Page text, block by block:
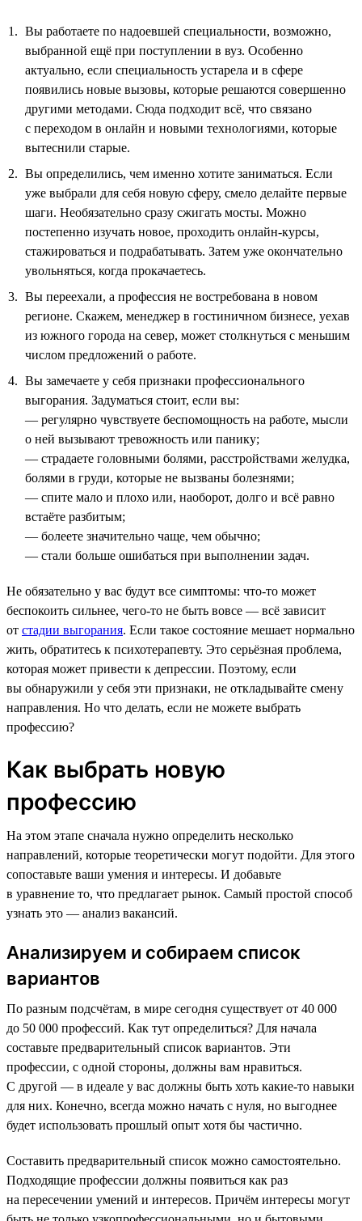
Вы работаете по надоевшей специальности, возможно,
выбранной ещё при поступлении в вуз. Особенно
актуально, если специальность устарела и в сфере
появились новые вызовы, которые решаются совершенно
другими методами. Сюда подходит всё, что связано
с переходом в онлайн и новыми технологиями, которые
вытеснили старые.
Вы определились, чем именно хотите заниматься. Если
уже выбрали для себя новую сферу, смело делайте первые
шаги. Необязательно сразу сжигать мосты. Можно
постепенно изучать новое, проходить онлайн-курсы,
стажироваться и подрабатывать. Затем уже окончательно
увольняться, когда прокачаетесь.
Вы переехали, а профессия не востребована в новом
регионе. Скажем, менеджер в гостиничном бизнесе, уехав
из южного города на север, может столкнуться с меньшим
числом предложений о работе.
Вы замечаете у себя признаки профессионального
выгорания. Задуматься стоит, если вы:
— регулярно чувствуете беспомощность на работе, мысли
о ней вызывают тревожность или панику;
— страдаете головными болями, расстройствами желудка,
болями в груди, которые не вызваны болезнями;
— спите мало и плохо или, наоборот, долго и всё равно
встаёте разбитым;
— болеете значительно чаще, чем обычно;
— стали больше ошибаться при выполнении задач.
Не обязательно у вас будут все симптомы: что-то может
беспокоить сильнее, чего-то не быть вовсе — всё зависит
от стадии выгорания. Если такое состояние мешает нормально
жить, обратитесь к психотерапевту. Это серьёзная проблема,
которая может привести к депрессии. Поэтому, если
вы обнаружили у себя эти признаки, не откладывайте смену
направления. Но что делать, если не можете выбрать
профессию?
Как выбрать новую
профессию
На этом этапе сначала нужно определить несколько
направлений, которые теоретически могут подойти. Для этого
сопоставьте ваши умения и интересы. И добавьте
в уравнение то, что предлагает рынок. Самый простой способ
узнать это — анализ вакансий.
Анализируем и собираем список
вариантов
По разным подсчётам, в мире сегодня существует от 40 000
до 50 000 профессий. Как тут определиться? Для начала
составьте предварительный список вариантов. Эти
профессии, с одной стороны, должны вам нравиться.
С другой — в идеале у вас должны быть хоть какие-то навыки
для них. Конечно, всегда можно начать с нуля, но выгоднее
будет использовать прошлый опыт хотя бы частично.
Составить предварительный список можно самостоятельно.
Подходящие профессии должны появиться как раз
на пересечении умений и интересов. Причём интересы могут